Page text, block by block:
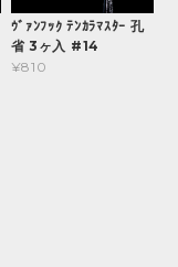
ｳﾞｧﾝﾌｯｸ ﾃﾝｶﾗﾏｽﾀｰ 孔
省 3ヶ入 #14
¥810